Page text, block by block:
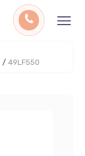
/ 49LF550